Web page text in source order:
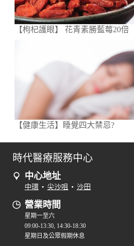
【枸杞護眼】 花青素勝藍莓20倍
【健康生活】睡覺四大禁忌?
時代醫療服務中心
中心地址
中環 • 尖沙咀 • 沙田
營業時間
星期一至六
09:00-13:30, 14:30-18:30
星期日及公眾假期休息